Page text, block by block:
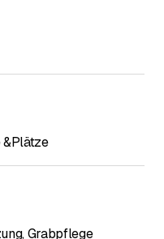
&Plätze
Grabpflege